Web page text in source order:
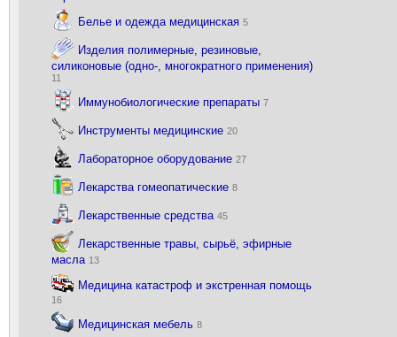
Белье и одежда медицинская 5
Изделия полимерные, резиновые,
силиконовые (одно-, многократного применения)
11
Иммунобиологические препараты 7
Инструменты медицинские 20
Лабораторное оборудование 27
Лекарства гомеопатические 8
Лекарственные средства 45
Лекарственные травы, сырьё, эфирные
масла 13
Медицина катастроф и экстренная помощь
16
Медицинская мебель 8